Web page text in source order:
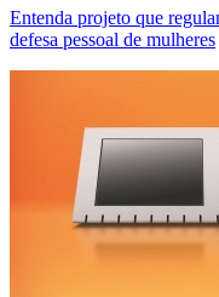
Entenda projeto que
defesa pessoal de mulheres